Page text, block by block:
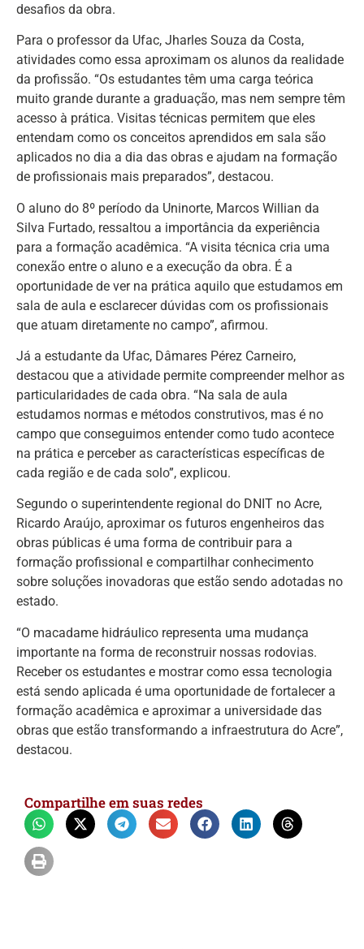
desafios da obra.
Para o professor da Ufac, Jharles Souza da Costa,
atividades como essa aproximam os alunos da realidade
da profissão. “Os estudantes têm uma carga teórica
muito grande durante a graduação, mas nem sempre têm
acesso à prática. Visitas técnicas permitem que eles
entendam como os conceitos aprendidos em sala são
aplicados no dia a dia das obras e ajudam na formação
de profissionais mais preparados”, destacou.
O aluno do 8º período da Uninorte, Marcos Willian da
Silva Furtado, ressaltou a importância da experiência
para a formação acadêmica. “A visita técnica cria uma
conexão entre o aluno e a execução da obra. É a
oportunidade de ver na prática aquilo que estudamos em
sala de aula e esclarecer dúvidas com os profissionais
que atuam diretamente no campo”, afirmou.
Já a estudante da Ufac, Dâmares Pérez Carneiro,
destacou que a atividade permite compreender melhor as
particularidades de cada obra. “Na sala de aula
estudamos normas e métodos construtivos, mas é no
campo que conseguimos entender como tudo acontece
na prática e perceber as características específicas de
cada região e de cada solo”, explicou.
Segundo o superintendente regional do DNIT no Acre,
Ricardo Araújo, aproximar os futuros engenheiros das
obras públicas é uma forma de contribuir para a
formação profissional e compartilhar conhecimento
sobre soluções inovadoras que estão sendo adotadas no
estado.
“O macadame hidráulico representa uma mudança
importante na forma de reconstruir nossas rodovias.
Receber os estudantes e mostrar como essa tecnologia
está sendo aplicada é uma oportunidade de fortalecer a
formação acadêmica e aproximar a universidade das
obras que estão transformando a infraestrutura do Acre”,
destacou.
Compartilhe em suas redes